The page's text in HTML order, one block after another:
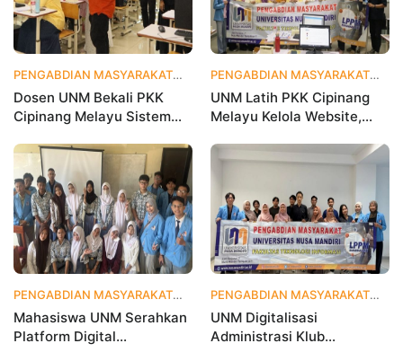
PENGABDIAN MASYARAKAT 1 bulan yang lalu
Dosen UNM Bekali PKK
Cipinang Melayu Sistem
Dorong Pemberdayaan
Berbasis Data
PENGABDIAN MASYARAKAT
UNM Latih PKK Cipinang
Melayu Kelola Website,
Digital Masyarakat
PENGABDIAN MASYARAKAT 1 bulan yang lalu
Mahasiswa UNM Serahkan
Platform Digital
PENGABDIAN MASYARAKAT
UNM Digitalisasi
Administrasi Klub